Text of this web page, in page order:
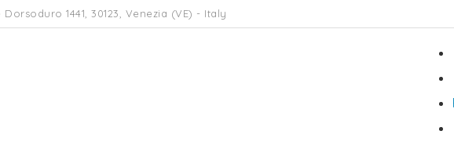
Dorsoduro 1441, 30123, Venezia (VE) - Italy